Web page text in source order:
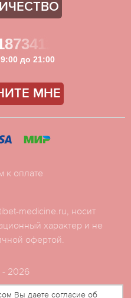
до 21:00
МНЕ
medicine.ru, носит
характер и не
офертой.
2026
к оплате
Вы даете согласие об